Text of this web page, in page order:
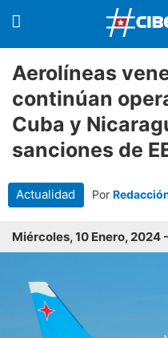
Aerolíneas
continúan
Cuba y
sanciones de
Actualidad Por
Miércoles, 10 Enero, 2024